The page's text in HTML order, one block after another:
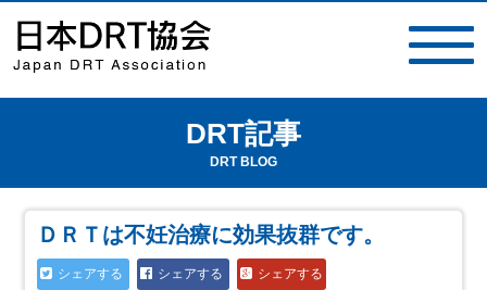
DRT記事
DRT BLOG
ＤＲＴは不妊治療に効果抜群です。
シェアする シェアする シェアする